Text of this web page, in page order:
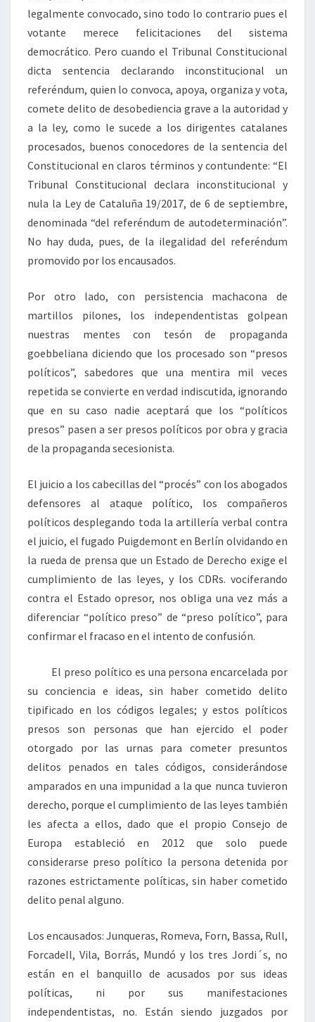
legalmente convocado, sino todo lo contrario pues el
votante merece felicitaciones del sistema
democrático. Pero cuando el Tribunal Constitucional
dicta sentencia declarando inconstitucional un
referéndum, quien lo convoca, apoya, organiza y vota,
comete delito de desobediencia grave a la autoridad y
a la ley, como le sucede a los dirigentes catalanes
procesados, buenos conocedores de la sentencia del
Constitucional en claros términos y contundente: “El
Tribunal Constitucional declara inconstitucional y
nula la Ley de Cataluña 19/2017, de 6 de septiembre,
denominada “del referéndum de autodeterminación”.
No hay duda, pues, de la ilegalidad del referéndum
promovido por los encausados.
Por otro lado, con persistencia machacona de
martillos pilones, los independentistas golpean
nuestras mentes con tesón de propaganda
goebbeliana diciendo que los procesado son “presos
políticos”, sabedores que una mentira mil veces
repetida se convierte en verdad indiscutida, ignorando
que en su caso nadie aceptará que los “políticos
presos” pasen a ser presos políticos por obra y gracia
de la propaganda secesionista.
El juicio a los cabecillas del “procés” con los abogados
defensores al ataque político, los compañeros
políticos desplegando toda la artillería verbal contra
el juicio, el fugado Puigdemont en Berlín olvidando en
la rueda de prensa que un Estado de Derecho exige el
cumplimiento de las leyes, y los CDRs. vociferando
contra el Estado opresor, nos obliga una vez más a
diferenciar “político preso” de “preso político”, para
confirmar el fracaso en el intento de confusión.
El preso político es una persona encarcelada por
su conciencia e ideas, sin haber cometido delito
tipificado en los códigos legales; y estos políticos
presos son personas que han ejercido el poder
otorgado por las urnas para cometer presuntos
delitos penados en tales códigos, considerándose
amparados en una impunidad a la que nunca tuvieron
derecho, porque el cumplimiento de las leyes también
les afecta a ellos, dado que el propio Consejo de
Europa estableció en 2012 que solo puede
considerarse preso político la persona detenida por
razones estrictamente políticas, sin haber cometido
delito penal alguno.
Los encausados: Junqueras, Romeva, Forn, Bassa, Rull,
Forcadell, Vila, Borrás, Mundó y los tres Jordi´s, no
están en el banquillo de acusados por sus ideas
políticas, ni por sus manifestaciones
independentistas, no. Están siendo juzgados por